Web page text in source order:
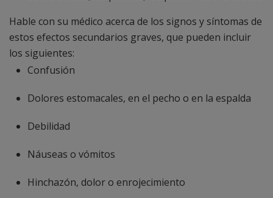
Hable con su médico acerca de los signos y síntomas de
estos efectos secundarios graves, que pueden incluir
los siguientes:
Confusión
Dolores estomacales, en el pecho o en la espalda
Debilidad
Náuseas o vómitos
Hinchazón, dolor o enrojecimiento